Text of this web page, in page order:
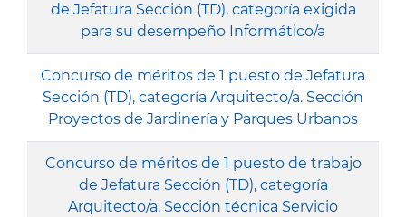
de Jefatura Sección (TD), categoría exigida
para su desempeño Informático/a
Concurso de méritos de 1 puesto de Jefatura
Sección (TD), categoría Arquitecto/a. Sección
Proyectos de Jardinería y Parques Urbanos
Concurso de méritos de 1 puesto de trabajo
de Jefatura Sección (TD), categoría
Arquitecto/a. Sección técnica Servicio